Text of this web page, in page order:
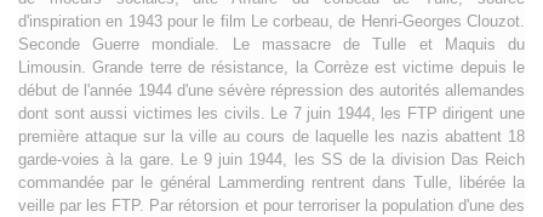
d'inspiration en 1943 pour le film Le corbeau, de Henri-Georges Clouzot.
Seconde Guerre mondiale. Le massacre de Tulle et Maquis du
Limousin. Grande terre de résistance, la Corrèze est victime depuis le
début de l'année 1944 d'une sévère répression des autorités allemandes
dont sont aussi victimes les civils. Le 7 juin 1944, les FTP dirigent une
première attaque sur la ville au cours de laquelle les nazis abattent 18
garde-voies à la gare. Le 9 juin 1944, les SS de la division Das Reich
commandée par le général Lammerding rentrent dans Tulle, libérée la
veille par les FTP. Par rétorsion et pour terroriser la population d'une des